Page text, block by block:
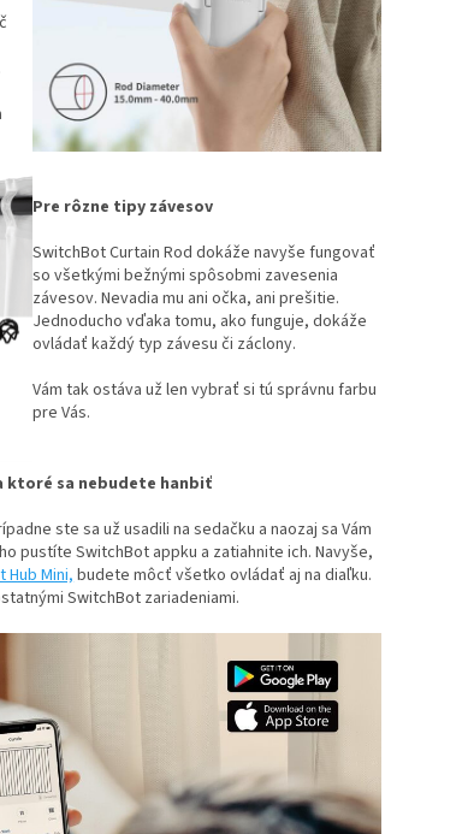
Pre rôzne tipy závesov
SwitchBot Curtain Rod dokáže navyše fungovať
so všetkými bežnými spôsobmi zavesenia
závesov. Nevadia mu ani očka, ani prešitie.
Jednoducho vďaka tomu, ako funguje, dokáže
ovládať každý typ závesu či záclony.
Vám tak ostáva už len vybrať si tú správnu farbu
pre Vás.
ktoré sa nebudete hanbiť
ste sa už usadili na sedačku a naozaj sa Vám
pustíte SwitchBot appku a zatiahnite ich. Navyše,
Hub Mini,budete môcť všetko ovládať aj na diaľku.
SwitchBot zariadeniami.